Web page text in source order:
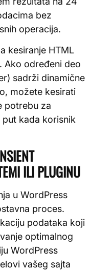
bez
operacija.
kesiranje HTML
Ako određeni deo
sadrži dinamične
možete kesirati
potrebu za
kada korisnik
ILI PLUGINU
u WordPress
proces.
podataka koji
optimalnog
WordPress
vašeg sajta